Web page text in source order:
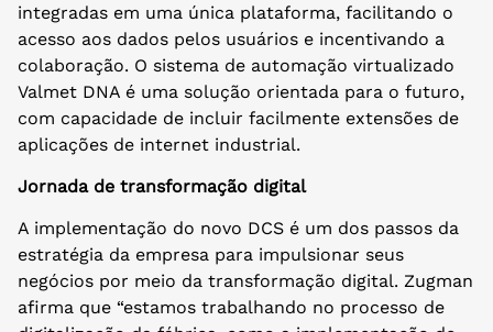
integradas em uma única plataforma, facilitando o
acesso aos dados pelos usuários e incentivando a
colaboração. O sistema de automação virtualizado
Valmet DNA é uma solução orientada para o futuro,
com capacidade de incluir facilmente extensões de
aplicações de internet industrial.
Jornada de transformação digital
A implementação do novo DCS é um dos passos da
estratégia da empresa para impulsionar seus
negócios por meio da transformação digital. Zugman
afirma que “estamos trabalhando no processo de